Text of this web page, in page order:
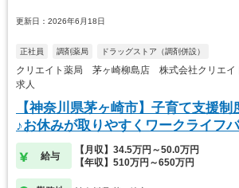
更新日：2026年6月18日
正社員 調剤薬局 ドラッグストア（調剤併設）
クリエイト薬局 茅ヶ崎柳島店 株式会社クリエイ
求人
【神奈川県茅ヶ崎市】子育て支援
♪お休みが取りやすくワークライフ
給与
【月収】34.5万円～50.0万円
【年収】510万円～650万円